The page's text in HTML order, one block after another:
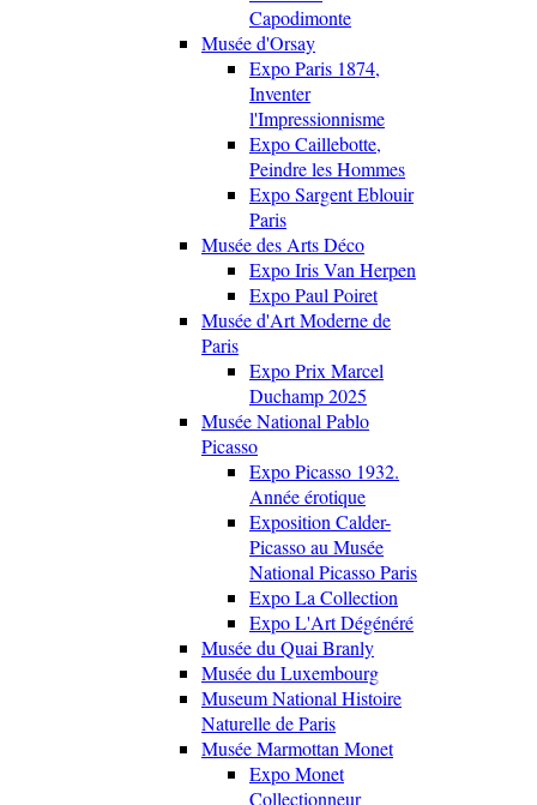
Capodimonte
Musée d'Orsay
Expo Paris 1874,
Inventer
l'Impressionnisme
Expo Caillebotte,
Peindre les Hommes
Expo Sargent Eblouir
Paris
Musée des Arts Déco
Expo Iris Van Herpen
Expo Paul Poiret
Musée d'Art Moderne de
Paris
Expo Prix Marcel
Duchamp 2025
Musée National Pablo
Picasso
Expo Picasso 1932.
Année érotique
Exposition Calder-
Picasso au Musée
National Picasso Paris
Expo La Collection
Expo L'Art Dégénéré
Musée du Quai Branly
Musée du Luxembourg
Museum National Histoire
Naturelle de Paris
Musée Marmottan Monet
Expo Monet
Collectionneur